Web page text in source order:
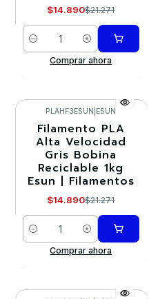
$14.890$21.271
Cantidad
Comprar ahora
-30%
PLAHF3ESUN ESUN
Filamento PLA
Alta Velocidad
Gris Bobina
Reciclable 1kg
Esun | Filamentos
$14.890$21.271
Cantidad
Comprar ahora